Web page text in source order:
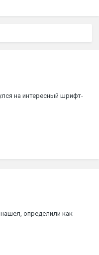
на интересный шрифт-
определили как